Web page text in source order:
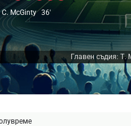
C. McGinty 36'
Главен съдия: